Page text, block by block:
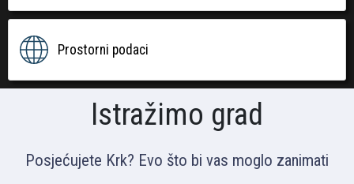
Prostorni podaci
Istražimo grad
Posjećujete Krk? Evo što bi vas moglo zanimati